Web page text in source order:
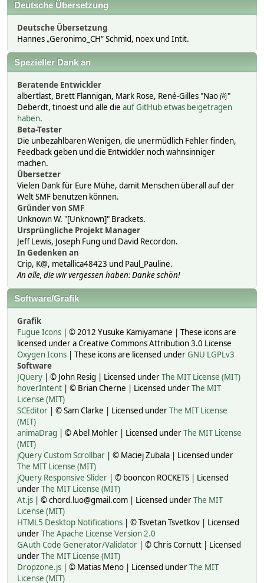
Deutsche Übersetzung
Deutsche Übersetzung
Hannes „Geronimo_CH“ Schmid, noex und Intit.
Spezieller Dank an
Beratende Entwickler
albertlast, Brett Flannigan, Mark Rose, René-Gilles "Nao 尚"
Deberdt, tinoest und alle die auf GitHub etwas beigetragen
haben.
Beta-Tester
Die unbezahlbaren Wenigen, die unermüdlich Fehler finden,
Feedback geben und die Entwickler noch wahnsinniger
machen.
Übersetzer
Vielen Dank für Eure Mühe, damit Menschen überall auf der
Welt SMF benutzen können.
Gründer von SMF
Unknown W. "[Unknown]" Brackets.
Ursprüngliche Projekt Manager
Jeff Lewis, Joseph Fung und David Recordon.
In Gedenken an
Crip, K@, metallica48423 und Paul_Pauline.
An alle, die wir vergessen haben: Danke schön!
Software/Grafik
Grafik
Fugue Icons | © 2012 Yusuke Kamiyamane | These icons are
licensed under a Creative Commons Attribution 3.0 License
Oxygen Icons | These icons are licensed underGNU LGPLv3
Software
JQuery | © John Resig | Licensed underThe MIT License (MIT)
hoverIntent | © Brian Cherne | Licensed underThe MIT
License (MIT)
SCEditor | © Sam Clarke | Licensed underThe MIT License
(MIT)
animaDrag | © Abel Mohler | Licensed underThe MIT License
(MIT)
jQuery Custom Scrollbar | © Maciej Zubala | Licensed under
The MIT License (MIT)
jQuery Responsive Slider | © booncon ROCKETS | Licensed
underThe MIT License (MIT)
At.js | © chord.luo@gmail.com | Licensed underThe MIT
License (MIT)
HTML5 Desktop Notifications | © Tsvetan Tsvetkov | Licensed
underThe Apache License Version 2.0
GAuth Code Generator/Validator | © Chris Cornutt | Licensed
underThe MIT License (MIT)
Dropzone.js | © Matias Meno | Licensed underThe MIT
License (MIT)